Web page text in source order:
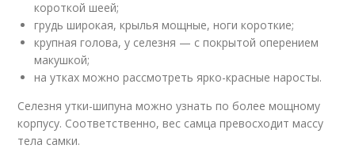
короткой шеей;
грудь широкая, крылья мощные, ноги короткие;
крупная голова, у селезня — с покрытой оперением
макушкой;
на утках можно рассмотреть ярко-красные наросты.
Селезня утки-шипуна можно узнать по более мощному
корпусу. Соответственно, вес самца превосходит массу
тела самки.